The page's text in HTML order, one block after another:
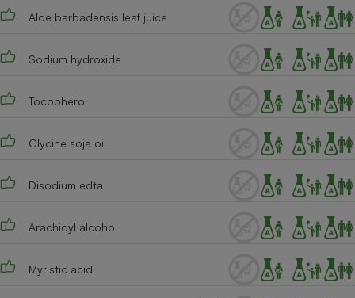
Aloe barbadensis leaf juice
Sodium hydroxide
Tocopherol
Glycine soja oil
Disodium edta
Arachidyl alcohol
Myristic acid